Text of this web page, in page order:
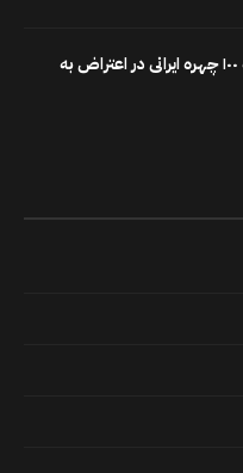
احضار نزدیک به ۱۰۰ چهره ایرانی در اعتراض به